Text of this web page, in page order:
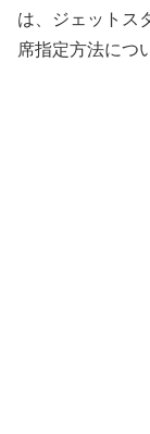
は、ジェットス
席指定方法につ